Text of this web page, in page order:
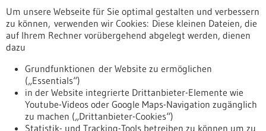
Erscheinungsdatum
Um unsere Webseite für Sie optimal gestalten und verbessern
zu können, verwenden wir Cookies: Diese kleinen Dateien, die
auf Ihrem Rechner vorübergehend abgelegt werden, dienen
dazu
Grundfunktionen der Website zu ermöglichen
(„Essentials“)
in der Website integrierte Drittanbieter-Elemente wie
Youtube-Videos oder Google Maps-Navigation zugänglich
zu machen („Drittanbieter-Cookies“)
Statistik- und Tracking-Tools betreiben zu können um zu